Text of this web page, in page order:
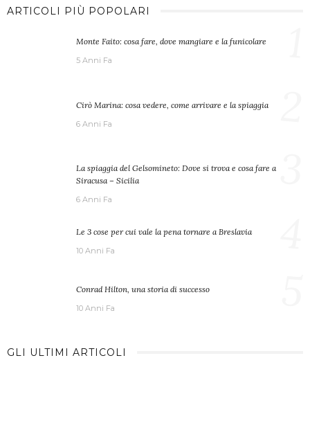
ARTICOLI PIÙ POPOLARI
Monte Faito: cosa fare, dove mangiare e la funicolare
5 Anni Fa
Cirò Marina: cosa vedere, come arrivare e la spiaggia
6 Anni Fa
La spiaggia del Gelsomineto: Dove si trova e cosa fare a
Siracusa – Sicilia
6 Anni Fa
Le 3 cose per cui vale la pena tornare a Breslavia
10 Anni Fa
Conrad Hilton, una storia di successo
10 Anni Fa
GLI ULTIMI ARTICOLI